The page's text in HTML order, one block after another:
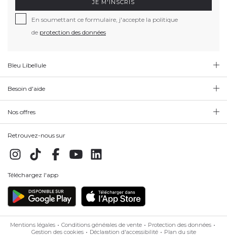
JE M'INSCRIS
En soumettant ce formulaire, j'accepte la politique
de protection des données
Bleu Libellule
Besoin d'aide
Nos offres
Retrouvez-nous sur
Téléchargez l'app
Mentions légales Conditions générales de vente
Protection des données
Gestion des cookies
Déclaration d'accessibilité Plan du site